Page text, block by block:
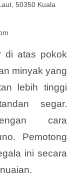
50350 Kuala
di atas pokok
minyak yang
lebih tinggi
segar.
cara
Pemotong
ini secara